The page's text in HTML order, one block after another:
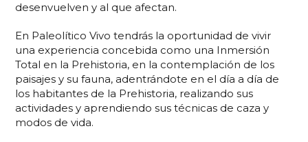
desenvuelven y al que afectan.
En Paleolítico Vivo tendrás la oportunidad de vivir
una experiencia concebida como una Inmersión
Total en la Prehistoria, en la contemplación de los
paisajes y su fauna, adentrándote en el día a día de
los habitantes de la Prehistoria, realizando sus
actividades y aprendiendo sus técnicas de caza y
modos de vida.